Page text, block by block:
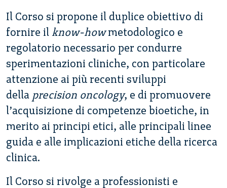
Il Corso si propone il duplice obiettivo di
fornire il know-howmetodologico e
regolatorio necessario per condurre
sperimentazioni cliniche, con particolare
attenzione ai più recenti sviluppi
della precision oncology, e di promuovere
l’acquisizione di competenze bioetiche, in
merito ai principi etici, alle principali linee
guida e alle implicazioni etiche della ricerca
clinica.
Il Corso si rivolge a professionisti e